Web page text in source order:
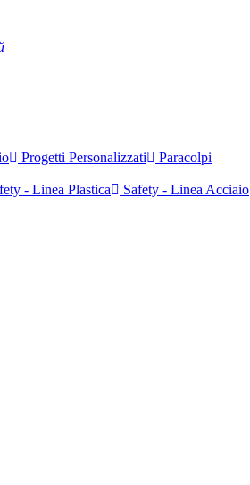
Progetti Personalizzati
Paracolpi
- Linea Plastica Safety - Linea Acciaio